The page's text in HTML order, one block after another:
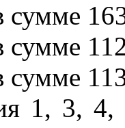
сумме
сумме
сумме
1, 3,